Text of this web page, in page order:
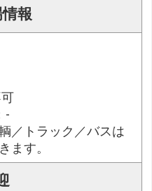
報
-
／トラック／バスは
ます。